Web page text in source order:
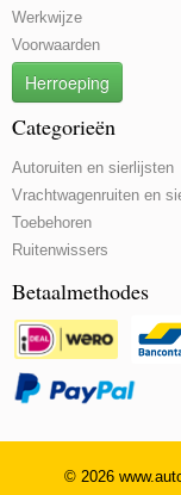
Werkwijze
Voorwaarden
Herroeping
Categorieën
Autoruiten en sierlijsten
Vrachtwagenruiten en
Toebehoren
Ruitenwissers
Betaalmethodes
© 2026